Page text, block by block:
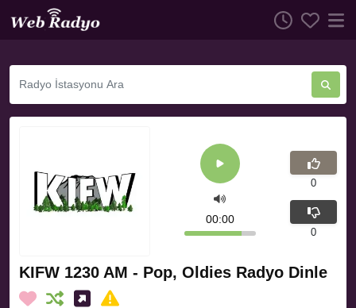
KIFW 1230 AM - Pop, Oldies Radyo Dinle
00:00
0
0